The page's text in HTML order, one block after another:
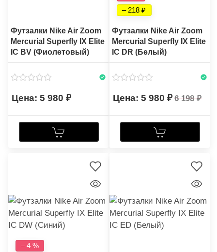
Футзалки Nike Air Zoom
Mercurial Superfly IX Elite
IC BV (Фиолетовый)
5 980
– 218
Футзалки Nike Air Zoom
Mercurial Superfly IX Elite
IC DR (Белый)
5 980 6 198
– 4 %